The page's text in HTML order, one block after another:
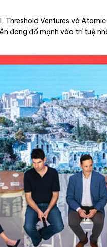
Ventures và
đang đổ mạnh vào trí tuệ